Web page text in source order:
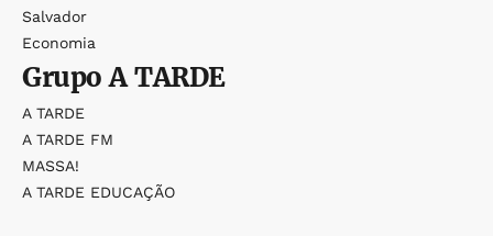
Salvador
Economia
GrupoA TARDE
A TARDE
A TARDE FM
MASSA!
A TARDE EDUCAÇÃO